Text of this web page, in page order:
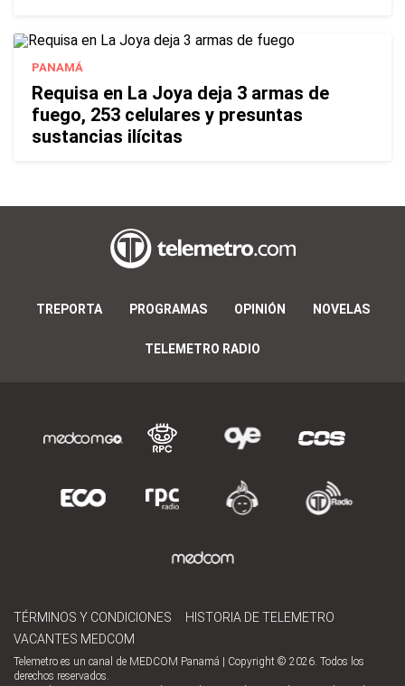
PANAMÁ
Requisa en La Joya deja 3 armas de
fuego, 253 celulares y presuntas
sustancias ilícitas
TREPORTA PROGRAMAS OPINIÓN NOVELAS
TELEMETRO RADIO
TÉRMINOS Y CONDICIONES
HISTORIA DE TELEMETRO
VACANTES MEDCOM
Telemetro es un canal de MEDCOM Panamá | Copyright © 2026. Todos los
derechos reservados.